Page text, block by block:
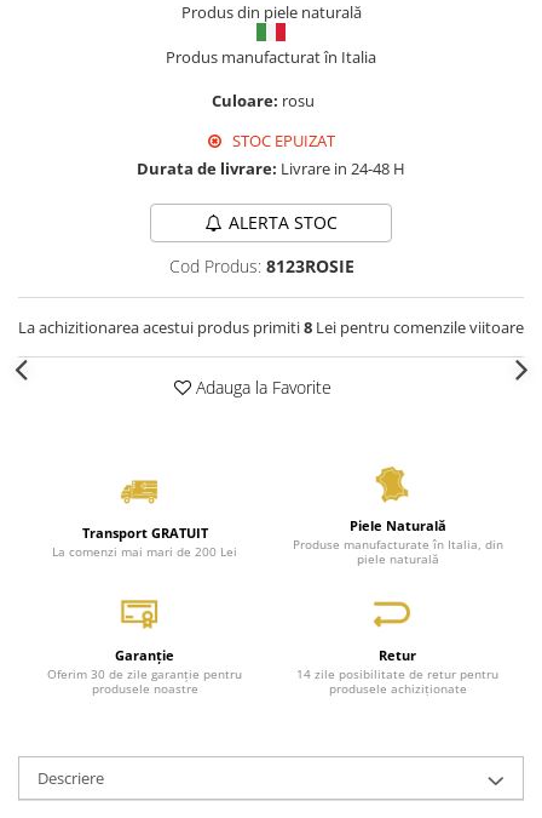
Produs din piele naturală
Produs manufacturat în Italia
Culoare: rosu
STOC EPUIZAT
Durata de livrare: Livrare in 24-48 H
ALERTA STOC
Cod Produs: 8123ROSIE
La achizitionarea acestui produs primiti8 Lei pentru comenzile viitoare
Adauga la Favorite
Transport GRATUIT
La comenzi mai mari de 200 Lei
Piele Naturală
Produse manufacturate în Italia, din
piele naturală
Garanție
Oferim 30 de zile garanție pentru
produsele noastre
Retur
14 zile posibilitate de retur pentru
produsele achiziționate
Descriere